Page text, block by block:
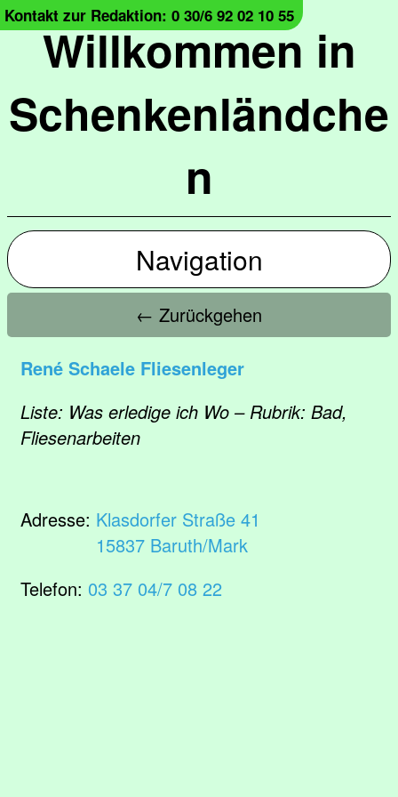
Willkommen in
Schenkenländche
n
Kontakt zur Redaktion: 0 30/6 92 02 10 55
Navigation
← Zurückgehen
René Schaele Fliesenleger
Liste: Was erledige ich Wo – Rubrik: Bad,
Fliesenarbeiten
Adresse: Klasdorfer Straße 41
15837 Baruth/Mark
Telefon: 03 37 04/7 08 22